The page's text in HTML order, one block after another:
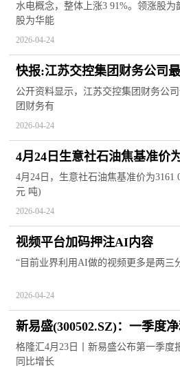
水电概念，整体上涨3 91%。领涨股为
股为华能
2026-04-24
快报:江苏交控集团财务公司
亿元 净利1.15亿元
公开资料显示，江苏交控集团财务公
团财务有
2026-04-24
4月24日生意社石油焦基准价
4月24日，生意社石油焦基准价为3161
元 吨)
2026-04-24
视频平台加码押注AI内容
“目前业界利用AI做的视频更多是两三
2026-04-24
新易盛(300502.SZ)：一季度
长76.8%
格隆汇4月23日丨新易盛公布第一季度
同比增长